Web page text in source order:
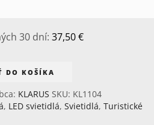
30 dní: 37,50€
DO KOŠÍKA
KLARUS SKU: KL1104
, LED svietidlá, Svietidlá, Turistické